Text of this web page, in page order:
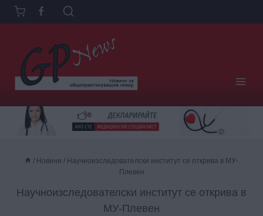
Към
съдържанието
/ Новини / Научноизследователски институт се открива в МУ-
Плевен
Научноизследователски институт се открива в
МУ-Плевен